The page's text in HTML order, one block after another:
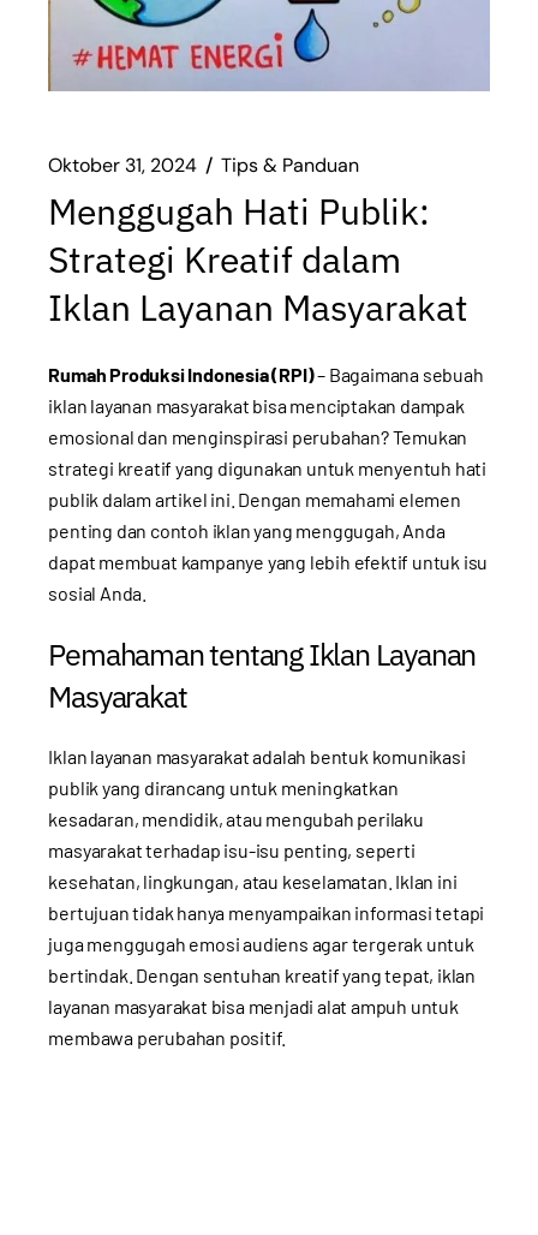
Oktober 31, 2024 Tips & Panduan
Menggugah Hati Publik:
Strategi Kreatif dalam
Iklan Layanan Masyarakat
Rumah Produksi Indonesia (RPI)– Bagaimana sebuah
iklan layanan masyarakat bisa menciptakan dampak
emosional dan menginspirasi perubahan? Temukan
strategi kreatif yang digunakan untuk menyentuh hati
publik dalam artikel ini. Dengan memahami elemen
penting dan contoh iklan yang menggugah, Anda
dapat membuat kampanye yang lebih efektif untuk isu
sosial Anda.
Pemahaman tentang Iklan Layanan
Masyarakat
Iklan layanan masyarakat adalah bentuk komunikasi
publik yang dirancang untuk meningkatkan
kesadaran, mendidik, atau mengubah perilaku
masyarakat terhadap isu-isu penting, seperti
kesehatan, lingkungan, atau keselamatan. Iklan ini
bertujuan tidak hanya menyampaikan informasi tetapi
juga menggugah emosi audiens agar tergerak untuk
bertindak. Dengan sentuhan kreatif yang tepat, iklan
layanan masyarakat bisa menjadi alat ampuh untuk
membawa perubahan positif.